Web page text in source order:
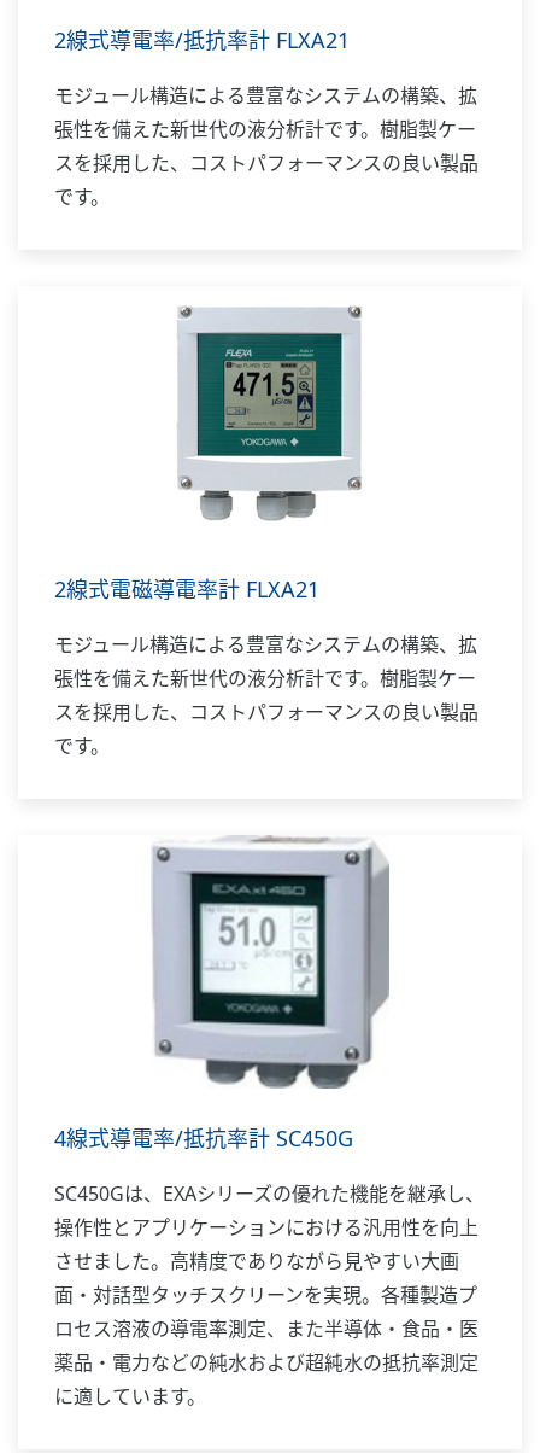
2線式導電率/抵抗率計 FLXA21
モジュール構造による豊富なシステムの構築、拡
張性を備えた新世代の液分析計です。樹脂製ケー
スを採用した、コストパフォーマンスの良い製品
です。
2線式電磁導電率計 FLXA21
モジュール構造による豊富なシステムの構築、拡
張性を備えた新世代の液分析計です。樹脂製ケー
スを採用した、コストパフォーマンスの良い製品
です。
4線式導電率/抵抗率計 SC450G
SC450Gは、EXAシリーズの優れた機能を継承し、
操作性とアプリケーションにおける汎用性を向上
させました。高精度でありながら見やすい大画
面・対話型タッチスクリーンを実現。各種製造プ
ロセス溶液の導電率測定、また半導体・食品・医
薬品・電力などの純水および超純水の抵抗率測定
に適しています。